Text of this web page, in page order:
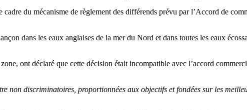
du mécanisme de règlement des différends prévu par l’Accord de
dans les eaux anglaises de la mer du Nord et dans toutes les eaux
ont déclaré que cette décision était incompatible avec l’accord
non discriminatoires, proportionnées aux objectifs et fondées sur les